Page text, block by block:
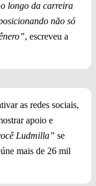
longo da carreira
não só
, escreveu a
as redes sociais,
apoio e
Ludmilla” se
mais de 26 mil